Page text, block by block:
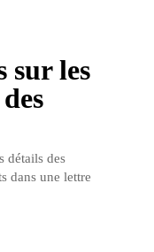
sur les
détails des
dans une lettre